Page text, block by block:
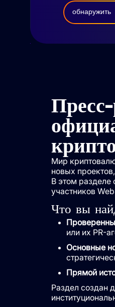
обнаружить
Мир
новых
В этом разделе
участников
Что вы
или их PR-
Основные
Прямой
Раздел создан